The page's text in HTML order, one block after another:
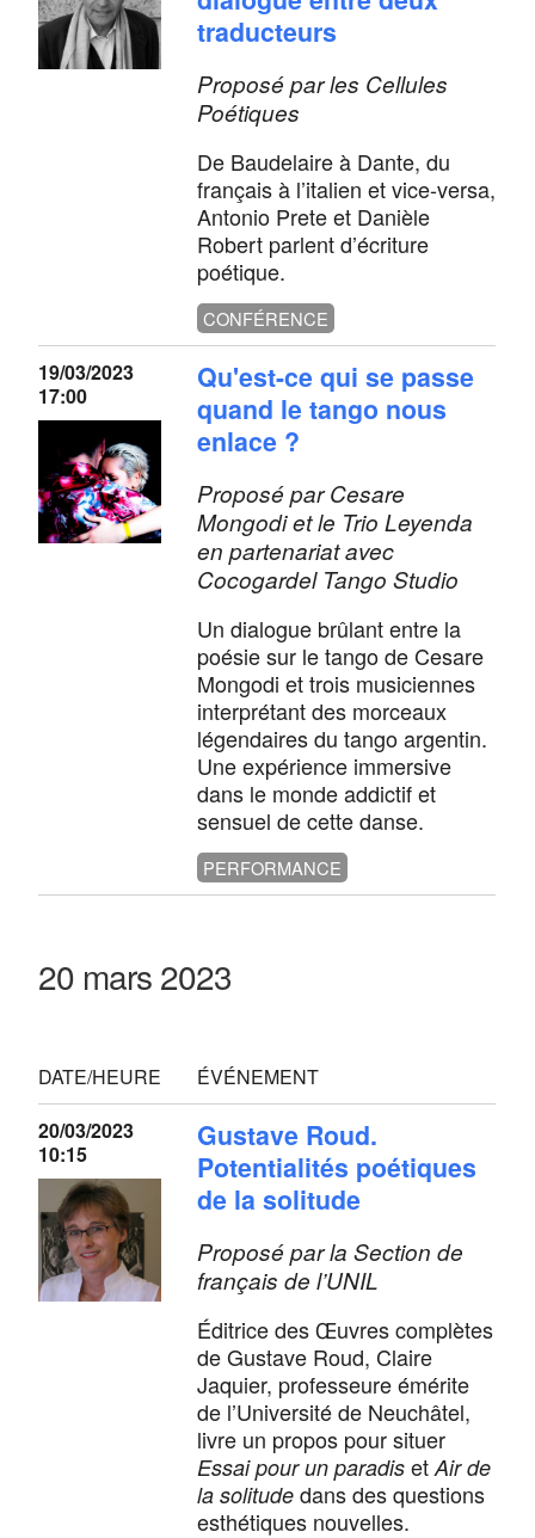
traducteurs
Proposé par les Cellules
Poétiques
De Baudelaire à Dante, du
français à l’italien et vice-versa,
Antonio Prete et Danièle
Robert parlent d’écriture
poétique.
CONFÉRENCE
19/03/2023
17:00
Qu'est-ce qui se passe
quand le tango nous
enlace ?
Proposé par Cesare
Mongodi et le Trio Leyenda
en partenariat avec
Cocogardel Tango Studio
Un dialogue brûlant entre la
poésie sur le tango de Cesare
Mongodi et trois musiciennes
interprétant des morceaux
légendaires du tango argentin.
Une expérience immersive
dans le monde addictif et
sensuel de cette danse.
PERFORMANCE
20 mars 2023
DATE/HEURE
ÉVÉNEMENT
20/03/2023
10:15
Gustave Roud.
Potentialités poétiques
de la solitude
Proposé par la Section de
français de l’UNIL
Éditrice des Œuvres complètes
de Gustave Roud, Claire
Jaquier, professeure émérite
de l’Université de Neuchâtel,
livre un propos pour situer
Essai pour un paradis etAir de
la solitude dans des questions
esthétiques nouvelles.